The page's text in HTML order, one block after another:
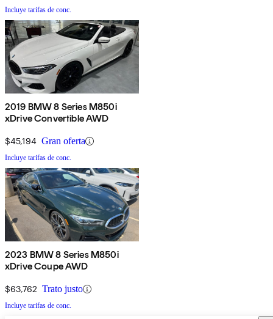
Incluye tarifas de conc.
2019 BMW 8 Series M850i
xDrive Convertible AWD
$45,194 Gran oferta
Incluye tarifas de conc.
2023 BMW 8 Series M850i
xDrive Coupe AWD
$63,762 Trato justo
Incluye tarifas de conc.